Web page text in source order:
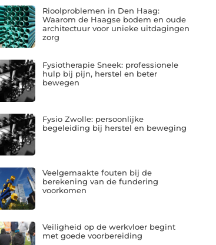
Rioolproblemen in Den Haag:
Waarom de Haagse bodem en oude
architectuur voor unieke uitdagingen
zorg
Fysiotherapie Sneek: professionele
hulp bij pijn, herstel en beter
bewegen
Fysio Zwolle: persoonlijke
begeleiding bij herstel en beweging
Veelgemaakte fouten bij de
berekening van de fundering
voorkomen
Veiligheid op de werkvloer begint
met goede voorbereiding